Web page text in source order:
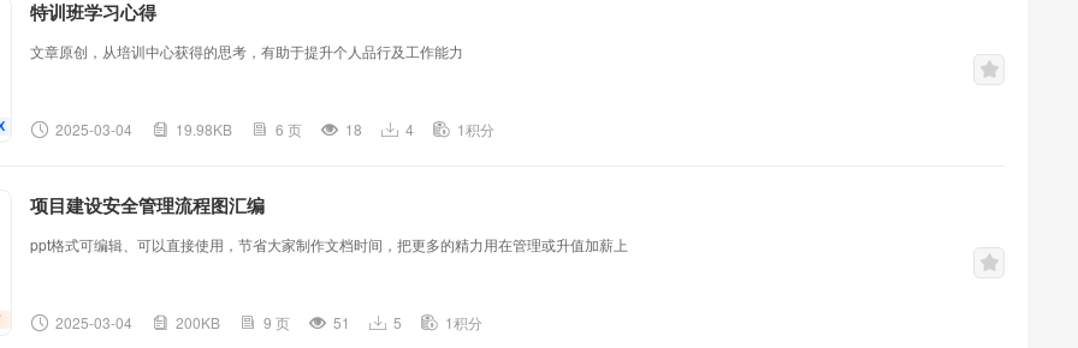
特训班学习心得
文章原创，从培训中心获得的思考，有助于提升个人品行及工作能力
2025-03-04 19.98KB 6 页 18 4 1积分
项目建设安全管理流程图汇编
ppt格式可编辑、可以直接使用，节省大家制作文档时间，把更多的精力用在管理或升值加薪上
2025-03-04 200KB 9 页 51 5 1积分